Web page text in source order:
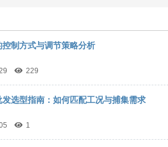
控制方式与调节策略分析
229
发选型指南：如何匹配工况与捕集需求
1